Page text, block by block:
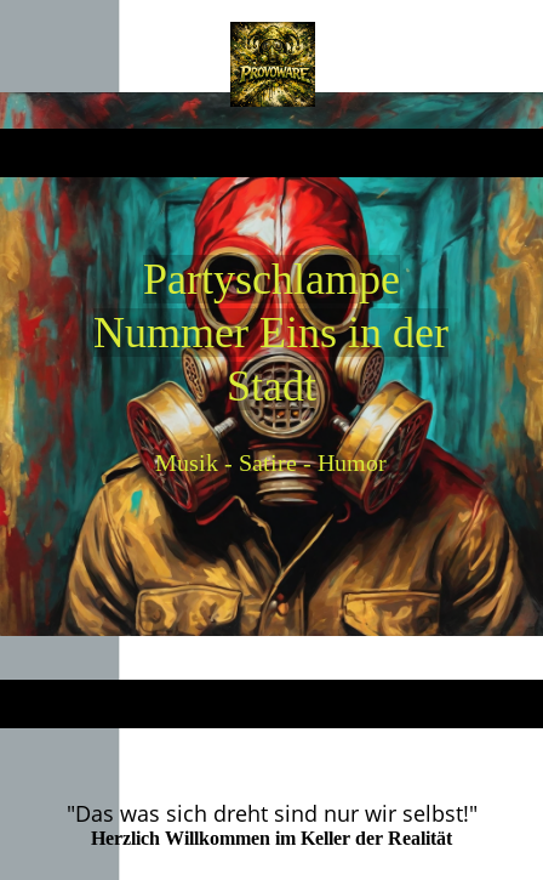
Partyschlampe
Nummer Eins in der
Stadt
Musik - Satire - Humor
"Das was sich dreht sind nur wir selbst!"
Herzlich Willkommen im Keller der Realität